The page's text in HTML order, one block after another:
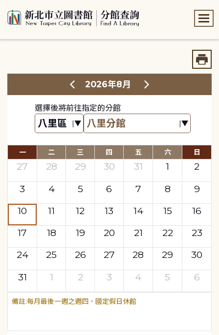
2026年8月
選擇後將前往指定的分館
一 二 三 四 五 六 日
27 28 29 30 31 1
2
3
4 5 6 7 8
9
10
11 12 13 14 15
16
17
18 19 20 21 22
23
24
25 26 27 28 29
30
31
1 2 3 4 5 6
每月最後一週之週四、國定假日休館